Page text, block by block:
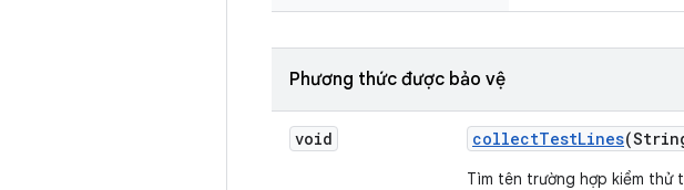
Phương thức được bảo vệ
void collectTestLines
Tìm tên trường hợp kiểm